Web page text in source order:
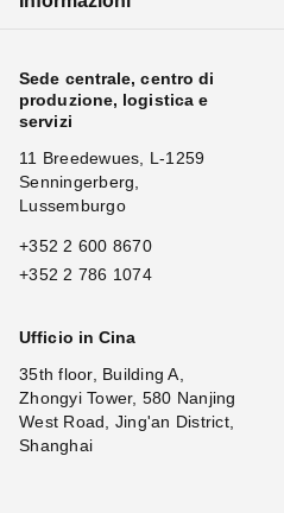
Sede centrale, centro di
produzione, logistica e
servizi
11 Breedewues, L-1259
Senningerberg,
Lussemburgo
+352 2 600 8670
+352 2 786 1074
Ufficio in Cina
35th floor, Building A,
Zhongyi Tower, 580 Nanjing
West Road, Jing'an District,
Shanghai